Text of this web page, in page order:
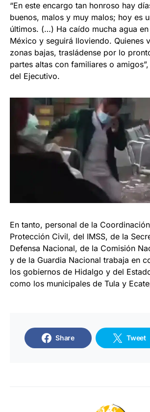
“En este encargo tan honroso hay
buenos, malos y muy malos; hoy es
últimos. (…) Ha caído mucha agua
México y seguirá lloviendo. Quienes
zonas bajas, trasládense por lo
partes altas con familiares o
del Ejecutivo.
En tanto, personal de la
Protección Civil, del IMSS, de la
Defensa Nacional, de la Comisión
y de la Guardia Nacional trabaja en
los gobiernos de Hidalgo y del
como los municipales de Tula y
Share Tweet